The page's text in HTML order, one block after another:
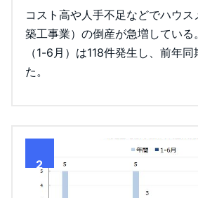
コスト高や人手不足などでハウ
築工事業）の倒産が急増してい
（1-6月）は118件発生し、前年
た。
2